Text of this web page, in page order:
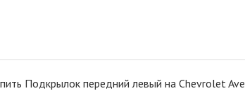
Подкрылок передний левый на Chevrolet